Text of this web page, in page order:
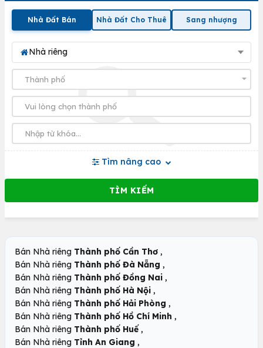
Nhà Đất Bán Nhà Đất Cho Thuê Sang nhượng
Nhà riêng
Tìm nâng cao
Bán Nhà riêng Thành phố Cần Thơ ,
Bán Nhà riêng Thành phố Đà Nẵng ,
Bán Nhà riêng Thành phố Đồng Nai ,
Bán Nhà riêng Thành phố Hà Nội ,
Bán Nhà riêng Thành phố Hải Phòng ,
Bán Nhà riêng Thành phố Hồ Chí Minh ,
Bán Nhà riêng Thành phố Huế ,
Bán Nhà riêng Tỉnh An Giang ,